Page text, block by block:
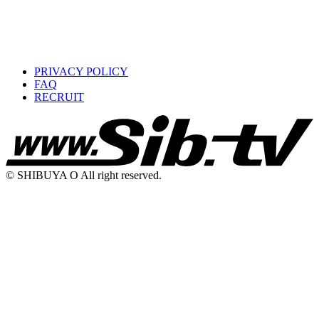
PRIVACY POLICY
FAQ
RECRUIT
© SHIBUYA O All right reserved.